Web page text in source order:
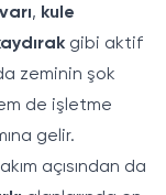
, kule
gibi aktif
zeminin şok
de işletme
gelir.
açısından da